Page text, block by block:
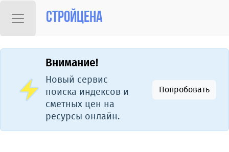
Стройцена
Внимание!
Новый сервис
поиска индексов и
сметных цен на
ресурсы онлайн.
Попробовать